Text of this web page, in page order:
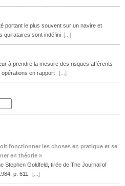
portant le plus souvent sur un navire et
quirataires sont indéfini [...]
à prendre la mesure des risques afférents
en rapport
[...]
fonctionner les choses en pratique et se
en théorie »
Stephen Goldfeld, tirée de The Journal of
p. 611.
[...]